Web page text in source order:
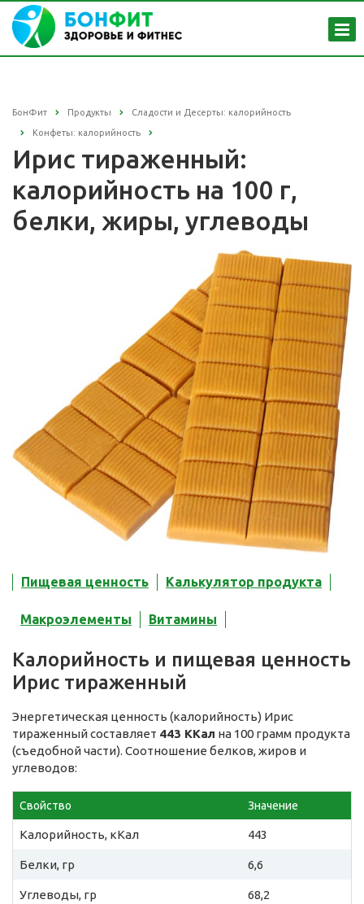
БонФит Продукты Сладости и Десерты: калорийность
Конфеты: калорийность
Ирис тираженный:
калорийность на 100 г,
белки, жиры, углеводы
Пищевая ценность Калькулятор продукта
Макроэлементы Витамины
Калорийность и пищевая ценность
Ирис тираженный
Энергетическая ценность (калорийность) Ирис
тираженный составляет 443 ККал на 100 грамм продукта
(съедобной части). Соотношение белков, жиров и
углеводов:
Свойство Значение
Калорийность, кКал 443
Белки, гр 6,6
Углеводы, гр 68,2